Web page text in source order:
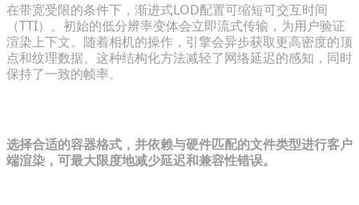
在带宽受限的条件下，渐进式LOD配置可缩短可交互时间
（TTI）。初始的低分辨率变体会立即流式传输，为用户验证
渲染上下文。随着相机的操作，引擎会异步获取更高密度的顶
点和纹理数据。这种结构化方法减轻了网络延迟的感知，同时
保持了一致的帧率。
选择合适的容器格式，并依赖与硬件匹配的文件类型进行客户
端渲染，可最大限度地减少延迟和兼容性错误。